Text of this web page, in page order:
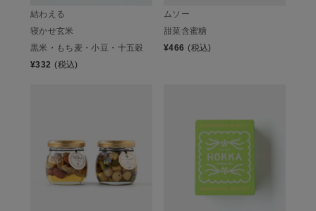
結わえる
寝かせ玄米
黒米・もち麦・小豆・十五穀
¥332 (税込)
ムソー
甜菜含蜜糖
¥466 (税込)